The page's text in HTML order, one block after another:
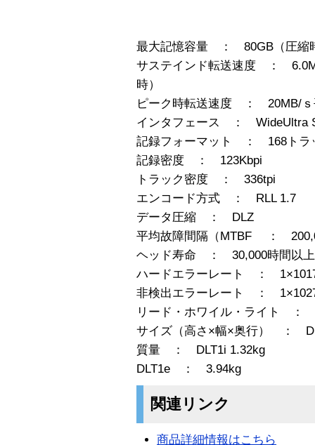
最大記憶容量 ： 80GB（圧縮
サステインド転送速度 ：
時）
ピーク時転送速度 ： 20MB/ｓ
インタフェース ： WideUltra
記録フォーマット ： 168トラ
記録密度 ： 123Kbpi
トラック密度 ： 336tpi
エンコード方式 ： RLL 1.7
データ圧縮 ： DLZ
平均故障間隔（MTBF ：
ヘッド寿命 ： 30,000時間以上
ハードエラーレート ：
非検出エラーレート ：
リード・ホワイル・ライト ：
サイズ（高さ×幅×奥行） ：
質量 ： DLT1i 1.32kg
DLT1e ： 3.94kg
関連リンク
商品詳細情報はこちら